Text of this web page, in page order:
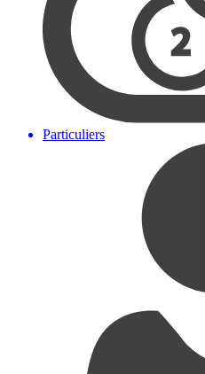
Particuliers